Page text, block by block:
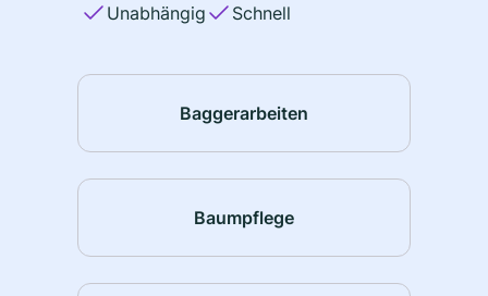
Unabhängig
Schnell
Baggerarbeiten
Baumpflege